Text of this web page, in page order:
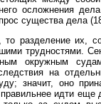
осложнения
существа дела
разделение их,
трудностями.
окружным
на
значит, оно
идти еще